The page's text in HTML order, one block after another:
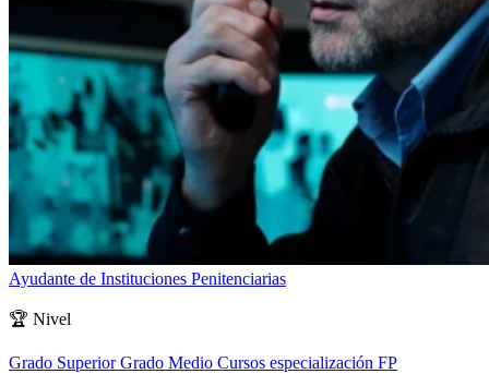
Ayudante de Instituciones Penitenciarias
🏆 Nivel
Grado SuperiorGrado Medio Cursos especialización FP